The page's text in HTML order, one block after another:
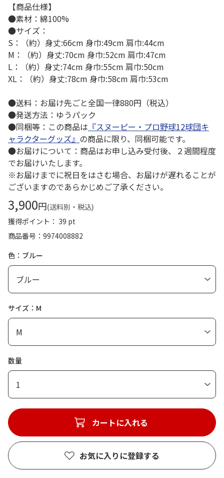
【商品仕様】
●素材：綿100%
●サイズ：
S：（約）身丈:66cm 身巾:49cm 肩巾:44cm
M：（約）身丈:70cm 身巾:52cm 肩巾:47cm
L：（約）身丈:74cm 身巾:55cm 肩巾:50cm
XL：（約）身丈:78cm 身巾:58cm 肩巾:53cm
●送料：お届け先ごと全国一律880円（税込）
●発送方法：ゆうパック
●同梱等：この商品は 『スヌーピー・プロ野球12球団キ
ャラクターグッズ』 の商品に限り、同梱可能です。
●お届けについて：商品はお申し込み受付後、２週間程度
でお届けいたします。
※お届けまでに祝日をはさむ場合、お届けが遅れることが
ございますのであらかじめご了承ください。
3,900円(送料別・税込)
獲得ポイント： 39 pt
商品番号
9974008882
色：ブルー
サイズ：M
数量
1
カートに入れる
お気に入りに登録する